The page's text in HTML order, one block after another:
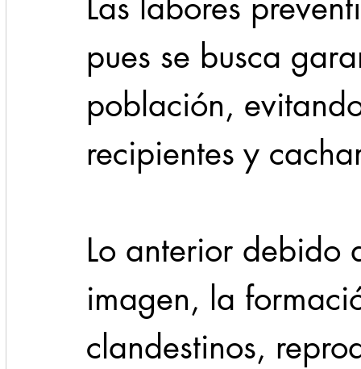
pues se busca
población,
recipientes y
Lo anterior
imagen, la
clandestinos,